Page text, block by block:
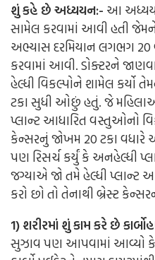
શું કહે છે અધ્યયન:- આ
સામેલ કરવામાં આવી હતી
અભ્યાસ દરમિયાન લગભગ 20
કરવામાં આવી. ડોક્ટરને
હેલ્ધી વિકલ્પોને શામેલ કર્યો
ટકા સુધી ઓછું હતું. જે
પ્લાન્ટ આધારિત વસ્તુઓનો
કેન્સરનું જોખમ 20 ટકા વધારે
પણ રિસર્ચ કર્યું કે અનહેલ્ધી
જગ્યાએ જો તમે હેલ્ધી
કરો છો તો તેનાથી બ્રેસ્ટ
1) શરીરમાં શું કામ કરે છે
સુઝાવ પણ આપવામાં આવ્યો કે